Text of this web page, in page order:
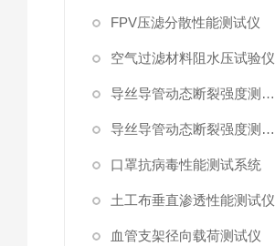
FPV压滤分散性能测试仪
空气过滤材料阻水压试验仪
导丝导管动态断裂强度测试仪 （峰值拉力）
导丝导管动态断裂强度测试仪
口罩抗病毒性能测试系统
土工布垂直渗透性能测试仪
血管支架径向载荷测试仪